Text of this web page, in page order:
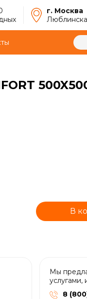
г. Москва
В
Мы
услугами,
8